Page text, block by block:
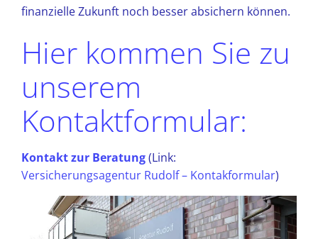
finanzielle Zukunft noch besser absichern können.
Hier kommen Sie zu
unserem
Kontaktformular:
Kontakt zur Beratung(Link:
Versicherungsagentur Rudolf – Kontakformular)